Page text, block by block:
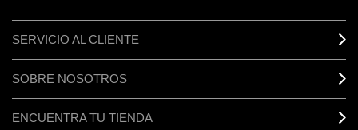
SERVICIO AL CLIENTE
SOBRE NOSOTROS
ENCUENTRA TU TIENDA